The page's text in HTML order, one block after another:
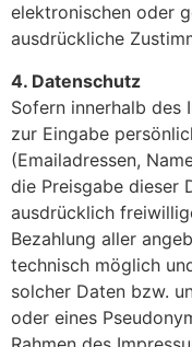
elektronischen oder
ausdrückliche
4. Datenschutz
Sofern innerhalb des
zur Eingabe
(Emailadressen,
die Preisgabe dieser
ausdrücklich
Bezahlung aller
technisch möglich
solcher Daten bzw.
oder eines